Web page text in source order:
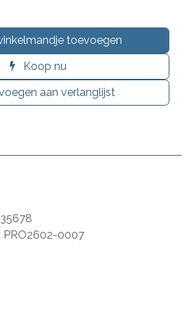
toevoegen
Koop nu
aan verlanglijst
PRO2602-0007